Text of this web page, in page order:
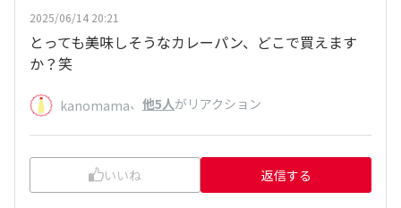
2025/06/14 20:21
とっても美味しそうなカレーパン、どこで買えます
か？笑
kanomama、 他5人がリアクション
いいね 返信する